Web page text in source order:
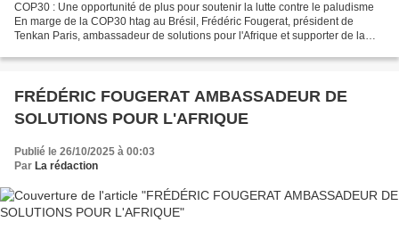
COP30 : Une opportunité de plus pour soutenir la lutte contre le paludisme
En marge de la COP30 htag au Brésil, Frédéric Fougerat, président de
Tenkan Paris, ambassadeur de solutions pour l'Afrique et supporter de la
FRÉDÉRIC FOUGERAT AMBASSADEUR DE
SOLUTIONS POUR L'AFRIQUE
Publié le 26/10/2025 à 00:03
Par La rédaction